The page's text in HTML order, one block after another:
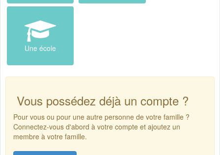
Une école
Vous possédez déjà un compte ?
Pour vous ou pour une autre personne de votre famille ?
Connectez-vous d'abord à votre compte et ajoutez un
membre à votre famille.